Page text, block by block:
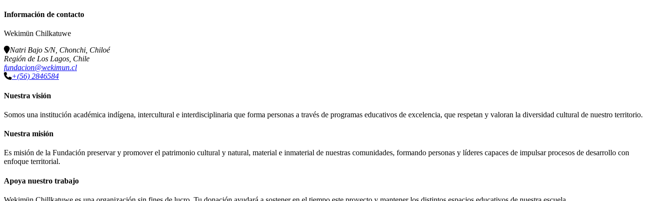
Información de contacto
Wekimün Chilkatuwe
Natri Bajo S/N, Chonchi, Chiloé
Región de Los Lagos, Chile
fundacion@wekimun.cl
+(56) 2846584
Nuestra visión
Somos una institución académica indígena, intercultural e interdisciplinaria que forma personas a través de programas educativos de excelencia, que respetan y valoran la diversidad cultural de nuestro territorio.
Nuestra misión
Es misión de la Fundación preservar y promover el patrimonio cultural y natural, material e inmaterial de nuestras comunidades, formando personas y líderes capaces de impulsar procesos de desarrollo con
enfoque territorial.
Apoya nuestro trabajo